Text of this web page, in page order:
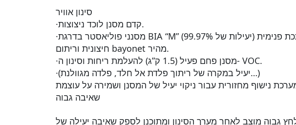
סינון אוויר
·קדם מסנן לוכד ניצוצות.
·מסנני פוליאסטר בדרגת BIA “M” (יעילות של 99.97%) עם רשת מתכת פנימית
חיצונית וריתום bayonet מהיר.
·מסנן פחם פעיל (1.5 ק”ג) להעלמת ריחות וסינון ה- VOC.
·(יעיל במקרה של ריתוך פלדת אל חלד, פלדה מגוולנת…)
נישוף מחזורית עבור ניקוי יעיל של המסנן ושמירה על עוצמת
שאיבה גבוה
גבוה מוצב לאחר מערך הסינון ומתוכנן לספק שאיבה יעילה של